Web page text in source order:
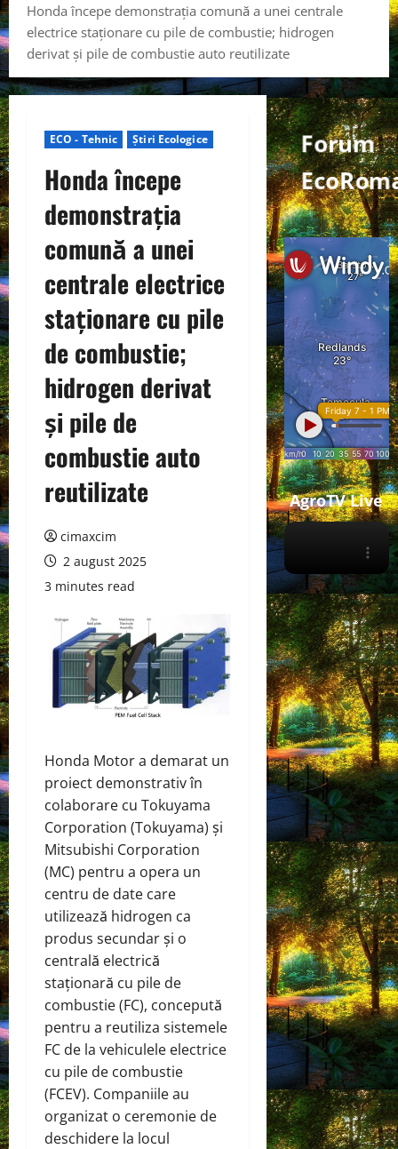
Honda începe demonstrația comună a unei centrale
electrice staționare cu pile de combustie; hidrogen
derivat și pile de combustie auto reutilizate
ECO - Tehnic Știri Ecologice
Honda începe
demonstrația
comună a unei
centrale electrice
staționare cu pile
de combustie;
hidrogen derivat
și pile de
combustie auto
reutilizate
cimaxcim
2 august 2025
3 minutes read
Honda Motor a demarat un
proiect demonstrativ în
colaborare cu Tokuyama
Corporation (Tokuyama) și
Mitsubishi Corporation
(MC) pentru a opera un
centru de date care
utilizează hidrogen ca
produs secundar și o
centrală electrică
staționară cu pile de
combustie (FC), concepută
pentru a reutiliza sistemele
FC de la vehiculele electrice
cu pile de combustie
(FCEV). Companiile au
organizat o ceremonie de
deschidere la locul
Forum
AgroTV Live